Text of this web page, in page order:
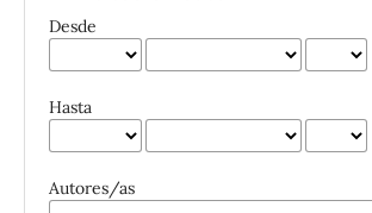
Desde
Hasta
Autores/as